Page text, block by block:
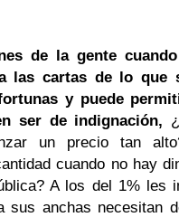
de la gente
las cartas de lo que
y puede
ser de indignación,
un precio tan
cuando no hay
A los del 1% les
sus anchas necesitan